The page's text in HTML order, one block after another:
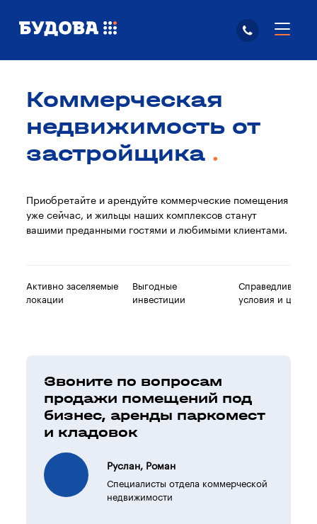
Коммерческая
недвижимость от
застройщика
Приобретайте и арендуйте коммерческие помещения
уже сейчас, и жильцы наших комплексов станут
вашими преданными гостями и любимыми клиентами.
Активно заселяемые
локации
Выгодные
инвестиции
Справедливые
условия и цены
Звоните по вопросам
продажи помещений под
бизнес, аренды паркомест
и кладовок
Руслан, Роман
Специалисты отдела коммерческой
недвижимости